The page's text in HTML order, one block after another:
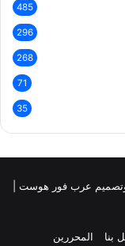
485
296
268
71
35
بنا المحررين